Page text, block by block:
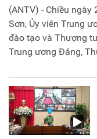
(ANTV) - Chiều ngày
Sơn, Ủy viên Trung
đào tạo và Thượng
Trung ương Đảng,
liên quan đến công
CAND.